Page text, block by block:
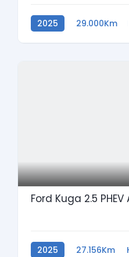
2025 29.000Km
Ford Kuga 2.5
2025 27.156Km